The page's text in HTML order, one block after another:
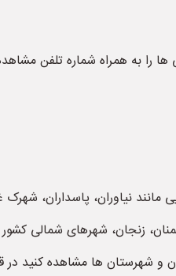
را به همراه شماره تلفن
نیاوران، پاسداران،
زنجان، شهرهای شمالی
و شهرستان ها مشاهده کنید